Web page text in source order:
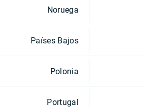
Noruega
Países Bajos
Polonia
Portugal